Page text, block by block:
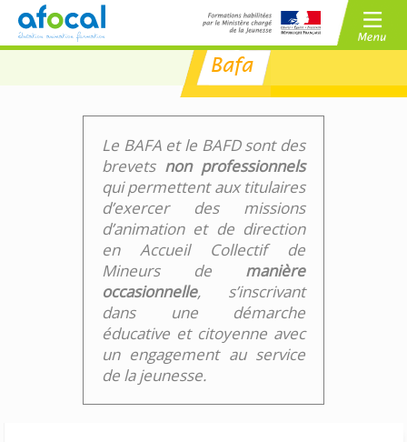
BAFA
BPJEPS
/
CPJEPS
Bafa
Le BAFA et le BAFD sont des
brevets non professionnels
qui permettent aux titulaires
d’exercer des missions
d’animation et de direction
en Accueil Collectif de
Mineurs de manière
occasionnelle, s’inscrivant
dans une démarche
éducative et citoyenne avec
un engagement au service
de la jeunesse.